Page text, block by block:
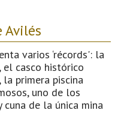
Avilés
varios ‘récords': la
el casco histórico
primera piscina
uno de los
cuna de la única mina